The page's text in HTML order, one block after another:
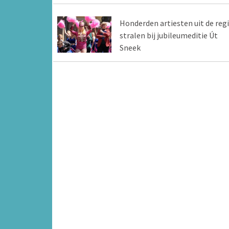
Honderden artiesten uit de
stralen bij jubileumeditie Út
Sneek